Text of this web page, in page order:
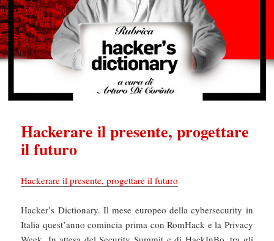
Hackerare il presente, progettare
il futuro
Hackerare il presente, progettare il futuro
Hacker’s Dictionary. Il mese europeo della cybersecurity in
Italia quest’anno comincia prima con RomHack e la Privacy